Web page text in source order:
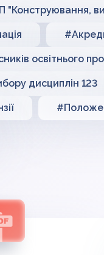
освітнього
дисциплін 123